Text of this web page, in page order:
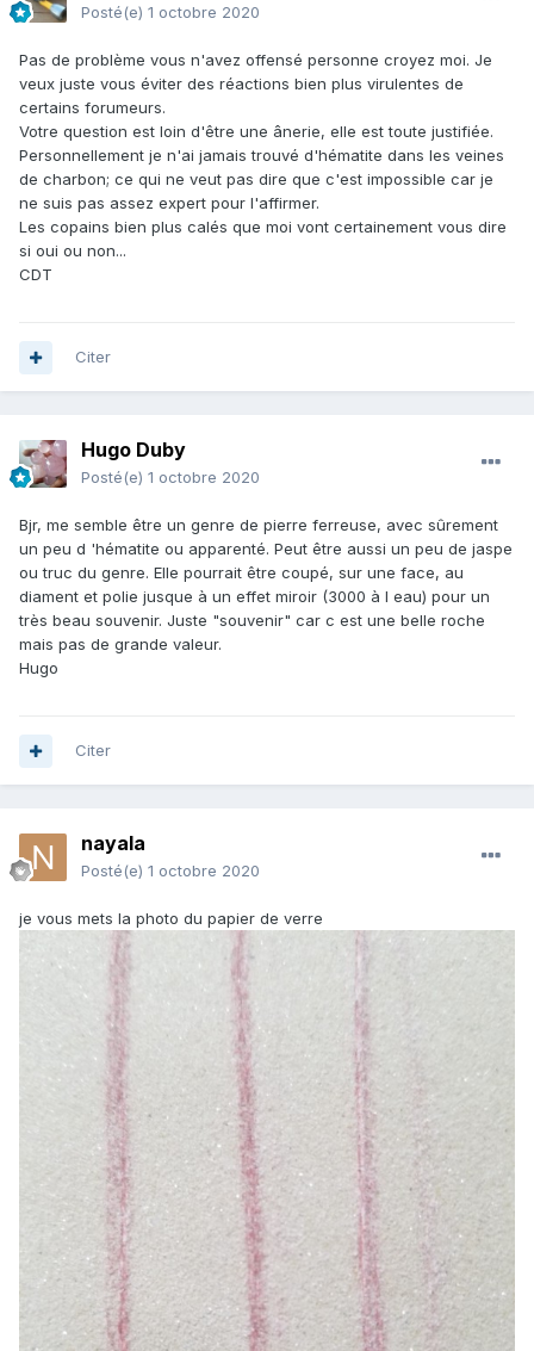
Posté(e) 1 octobre 2020
Pas de problème vous n'avez offensé personne croyez moi. Je
veux juste vous éviter des réactions bien plus virulentes de
certains forumeurs.
Votre question est loin d'être une ânerie, elle est toute justifiée.
Personnellement je n'ai jamais trouvé d'hématite dans les veines
de charbon; ce qui ne veut pas dire que c'est impossible car je
ne suis pas assez expert pour l'affirmer.
Les copains bien plus calés que moi vont certainement vous dire
si oui ou non...
CDT
Citer
Hugo Duby
Posté(e) 1 octobre 2020
Bjr, me semble être un genre de pierre ferreuse, avec sûrement
un peu d 'hématite ou apparenté. Peut être aussi un peu de jaspe
ou truc du genre. Elle pourrait être coupé, sur une face, au
diament et polie jusque à un effet miroir (3000 à l eau) pour un
très beau souvenir. Juste "souvenir" car c est une belle roche
mais pas de grande valeur.
Hugo
Citer
nayala
Posté(e) 1 octobre 2020
je vous mets la photo du papier de verre